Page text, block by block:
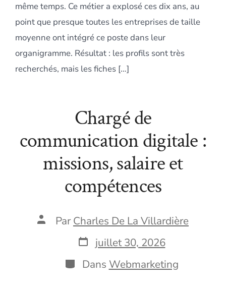
même temps. Ce métier a explosé ces dix ans, au
point que presque toutes les entreprises de taille
moyenne ont intégré ce poste dans leur
organigramme. Résultat : les profils sont très
recherchés, mais les fiches […]
Chargé de
communication digitale :
missions, salaire et
compétences
Auteur
publication
ParCharles De La Villardière
Date
de
publication
juillet 30, 2026
Catégories
Dans Webmarketing